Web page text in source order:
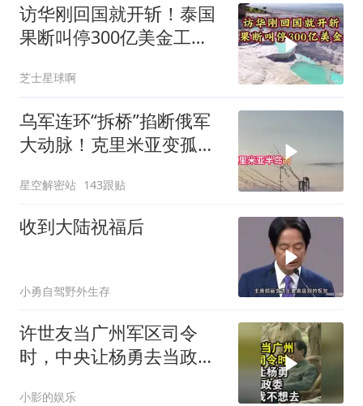
访华刚回国就开斩！泰国
果断叫停300亿美金工
芝士星球啊
乌军连环“拆桥”掐断俄军
大动脉！克里米亚变孤
家”？
星空解密站 143跟贴
收到大陆祝福后
小勇自驾野外生存
许世友当广州军区司令
时，中央让杨勇去当政
小影的娱乐